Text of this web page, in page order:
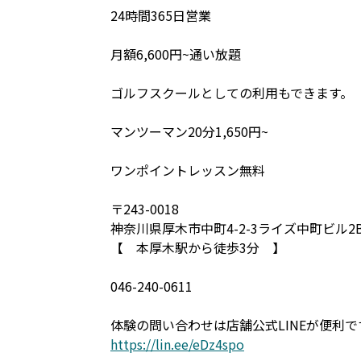
24時間365日営業
月額6,600円~通い放題
ゴルフスクールとしての利用もできます。
マンツーマン20分1,650円~
ワンポイントレッスン無料
〒243-0018
神奈川県厚木市中町4-2-3ライズ中町ビル
【 本厚木駅から徒歩3分 】
046-240-0611
体験の問い合わせは店舗公式LINEが便利で
https://lin.ee/eDz4spo